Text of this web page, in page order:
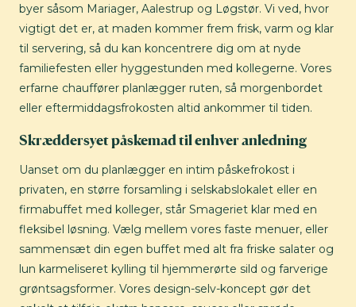
byer såsom Mariager, Aalestrup og Løgstør. Vi ved, hvor
vigtigt det er, at maden kommer frem frisk, varm og klar
til servering, så du kan koncentrere dig om at nyde
familiefesten eller hyggestunden med kollegerne. Vores
erfarne chauffører planlægger ruten, så morgenbordet
eller eftermiddagsfrokosten altid ankommer til tiden.
Skræddersyet påskemad til enhver anledning
Uanset om du planlægger en intim påskefrokost i
privaten, en større forsamling i selskabslokalet eller en
firmabuffet med kolleger, står Smageriet klar med en
fleksibel løsning. Vælg mellem vores faste menuer, eller
sammensæt din egen buffet med alt fra friske salater og
lun karmeliseret kylling til hjemmerørte sild og farverige
grøntsagsformer. Vores design-selv-koncept gør det